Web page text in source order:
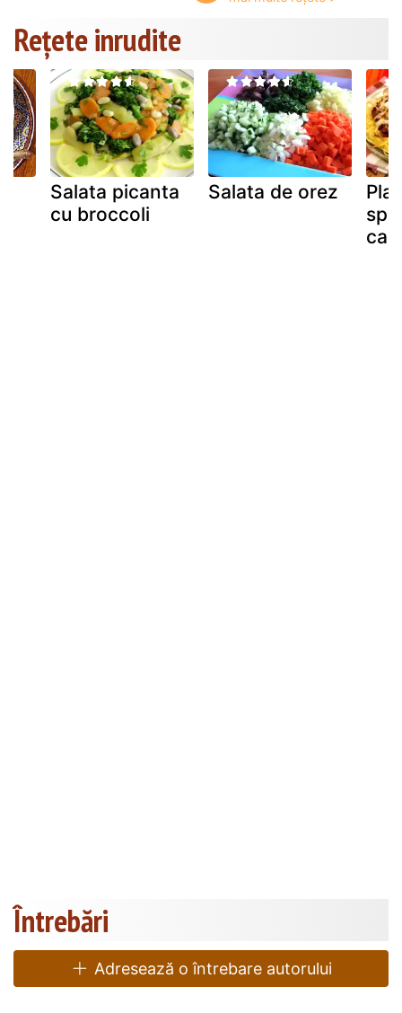
Rețete inrudite
Salata picanta
cu broccoli
Salata de orez
Întrebări
Adresează o întrebare autorului